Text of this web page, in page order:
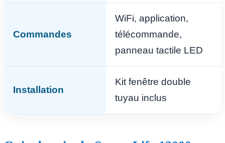
Commandes
WiFi, application,
télécommande,
panneau tactile LED
Installation
Kit fenêtre double
tuyau inclus